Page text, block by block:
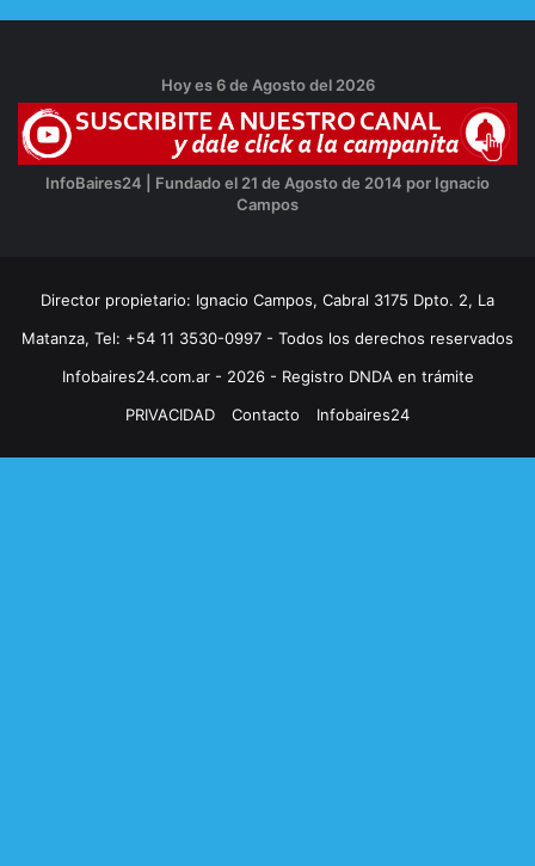
Hoy es 6 de Agosto del 2026
InfoBaires24 | Fundado el 21 de Agosto de 2014 por Ignacio
Campos
Director propietario: Ignacio Campos, Cabral 3175 Dpto. 2, La
Matanza, Tel: +54 11 3530-0997 - Todos los derechos reservados
Infobaires24.com.ar - 2026 - Registro DNDA en trámite
PRIVACIDAD
Contacto Infobaires24